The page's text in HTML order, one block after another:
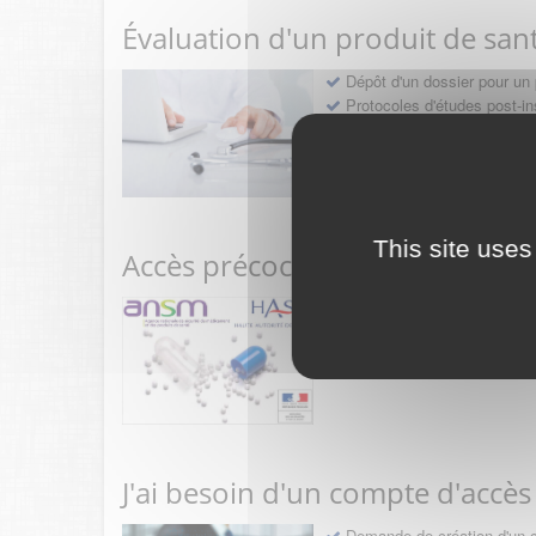
This site
Évaluation d'un produit de
Dépôt d'un dossier pour
Protocoles d'études post-
Accès précoce médicaments
Sollicitation RDV pré-
Déposer une demande
J'ai besoin d'un compte d'accès